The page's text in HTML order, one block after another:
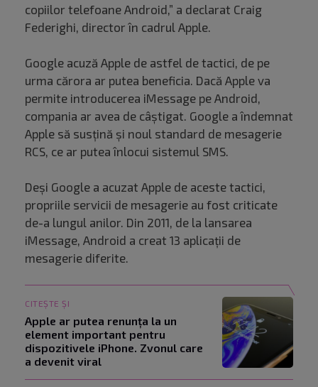
copiilor telefoane Android,” a declarat Craig
Federighi, director în cadrul Apple.
Google acuză Apple de astfel de tactici, de pe
urma cărora ar putea beneficia. Dacă Apple va
permite introducerea iMessage pe Android,
compania ar avea de câștigat. Google a îndemnat
Apple să susțină și noul standard de mesagerie
RCS, ce ar putea înlocui sistemul SMS.
Deși Google a acuzat Apple de aceste tactici,
propriile servicii de mesagerie au fost criticate
de-a lungul anilor. Din 2011, de la lansarea
iMessage, Android a creat 13 aplicații de
mesagerie diferite.
CITEȘTE ȘI
Apple ar putea renunța la un
element important pentru
dispozitivele iPhone. Zvonul care
a devenit viral